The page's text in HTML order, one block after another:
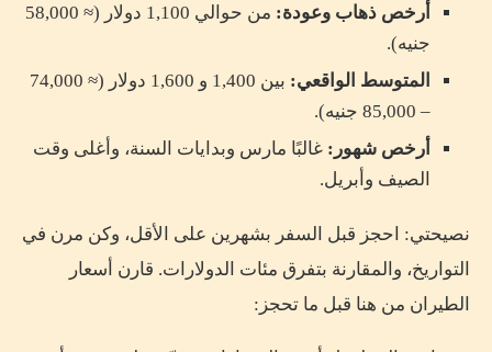
أرخص ذهاب وعودة:
من حوالي 1,100 دولار (≈ 58,000
جنيه).
المتوسط الواقعي:
بين 1,400 و 1,600 دولار (≈ 74,000
– 85,000 جنيه).
أرخص شهور: غالبًا مارس وبدايات السنة، وأغلى وقت
الصيف وأبريل.
نصيحتي: احجز قبل السفر بشهرين على الأقل، وكن مرن في
التواريخ، والمقارنة بتفرق مئات الدولارات. قارن أسعار
الطيران من هنا قبل ما تحجز: